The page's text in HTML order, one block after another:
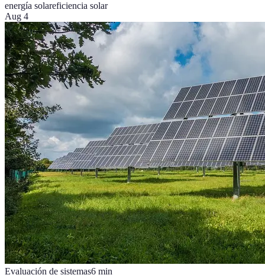
energía solareficiencia solar
Aug 4
Evaluación de sistemas6 min